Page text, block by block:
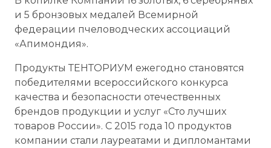
и 5 бронзовых медалей Всемирной
федерации пчеловодческих ассоциаций
«Апимондия».
Продукты ТЕНТОРИУМ ежегодно становятся
победителями всероссийского конкурса
качества и безопасности отечественных
брендов продукции и услуг «Сто лучших
товаров России». С 2015 года 10 продуктов
компании стали лауреатами и дипломантами